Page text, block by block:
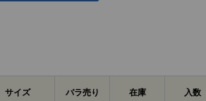
サイズ バラ売り 在庫 入数